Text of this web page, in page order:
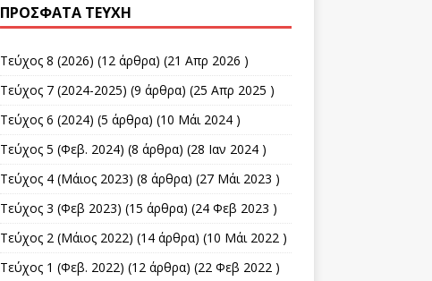
ΠΡΌΣΦΑΤΑ ΤΕΎΧΗ
Τεύχος 8 (2026) (12 άρθρα) (21 Απρ 2026 )
Τεύχος 7 (2024-2025) (9 άρθρα) (25 Απρ 2025 )
Τεύχος 6 (2024) (5 άρθρα) (10 Μάι 2024 )
Τεύχος 5 (Φεβ. 2024) (8 άρθρα) (28 Ιαν 2024 )
Τεύχος 4 (Μάιος 2023) (8 άρθρα) (27 Μάι 2023 )
Τεύχος 3 (Φεβ 2023) (15 άρθρα) (24 Φεβ 2023 )
Τεύχος 2 (Μάιος 2022) (14 άρθρα) (10 Μάι 2022 )
Τεύχος 1 (Φεβ. 2022) (12 άρθρα) (22 Φεβ 2022 )